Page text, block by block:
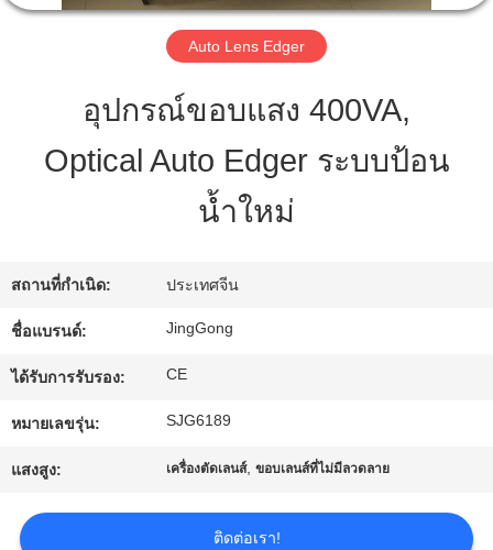
โรงงาน
ควบคุม
คุณภาพ
เรา
ขอ
ใบ
เสนอ
ราคา
Auto Lens Edger
อุปกรณ์ขอบแสง 400VA,
Optical Auto Edger ระบบป้อน
น้ำใหม่
สถานที่กำเนิด: ประเทศจีน
ชื่อแบรนด์: JingGong
ได้รับการรับรอง: CE
หมายเลขรุ่น: SJG6189
แสงสูง: เครื่องตัดเลนส์,ขอบเลนส์ที่ไม่มีลวดลาย
ติดต่อเรา!